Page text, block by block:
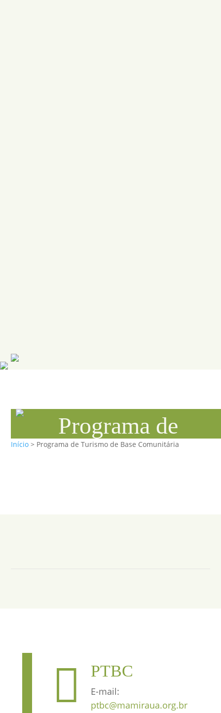
Programa de
Início > Programa de Turismo de Base Comunitária
 PTBC
E-mail:
ptbc@mamiraua.org.br